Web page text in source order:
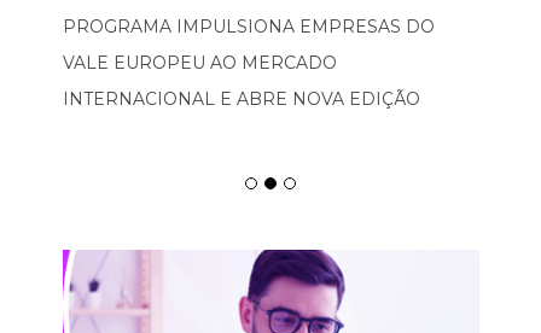
PROGRAMA IMPULSIONA EMPRESAS DO
VALE EUROPEU AO MERCADO
INTERNACIONAL E ABRE NOVA EDIÇÃO